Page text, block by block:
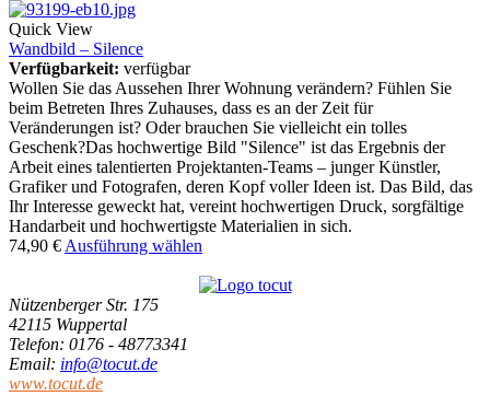
Quick View
Wandbild – Silence
Verfügbarkeit: verfügbar
Wollen Sie das Aussehen Ihrer Wohnung verändern? Fühlen Sie
beim Betreten Ihres Zuhauses, dass es an der Zeit für
Veränderungen ist? Oder brauchen Sie vielleicht ein tolles
Geschenk?Das hochwertige Bild "Silence" ist das Ergebnis der
Arbeit eines talentierten Projektanten-Teams – junger Künstler,
Grafiker und Fotografen, deren Kopf voller Ideen ist. Das Bild, das
Ihr Interesse geweckt hat, vereint hochwertigen Druck, sorgfältige
Handarbeit und hochwertigste Materialien in sich.
74,90 € Ausführung wählen
Nützenberger Str. 175
42115 Wuppertal
Telefon: 0176 - 48773341
Email: info@tocut.de
www.tocut.de